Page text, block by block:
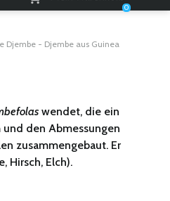
0
Djembe - Djembe aus Guinea
wendet, die ein
den Abmessungen
zusammengebaut. Er
Hirsch, Elch).